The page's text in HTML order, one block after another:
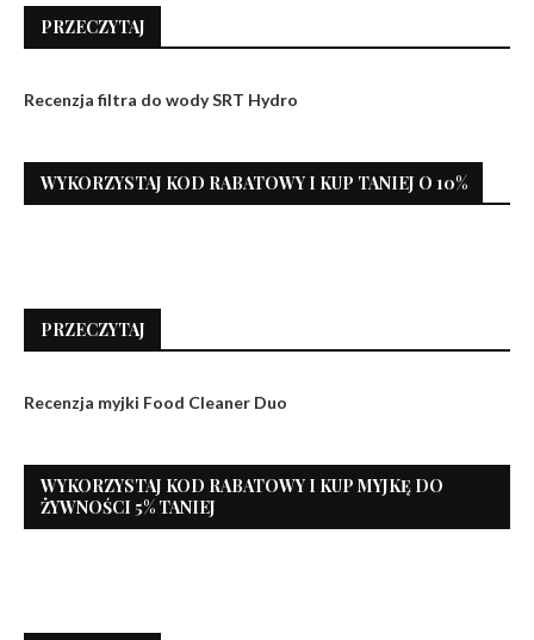
PRZECZYTAJ
Recenzja filtra do wody SRT Hydro
WYKORZYSTAJ KOD RABATOWY I KUP TANIEJ O 10%
PRZECZYTAJ
Recenzja myjki Food Cleaner Duo
WYKORZYSTAJ KOD RABATOWY I KUP MYJKĘ DO
ŻYWNOŚCI 5% TANIEJ